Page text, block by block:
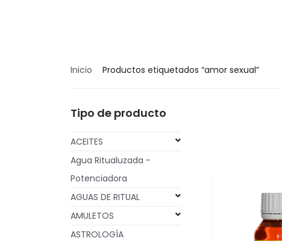
Inicio Productos etiquetados “amor sexual”
Tipo de producto
ACEITES
Agua Ritualuzada -
Potenciadora
AGUAS DE RITUAL
AMULETOS
ASTROLOGÍA